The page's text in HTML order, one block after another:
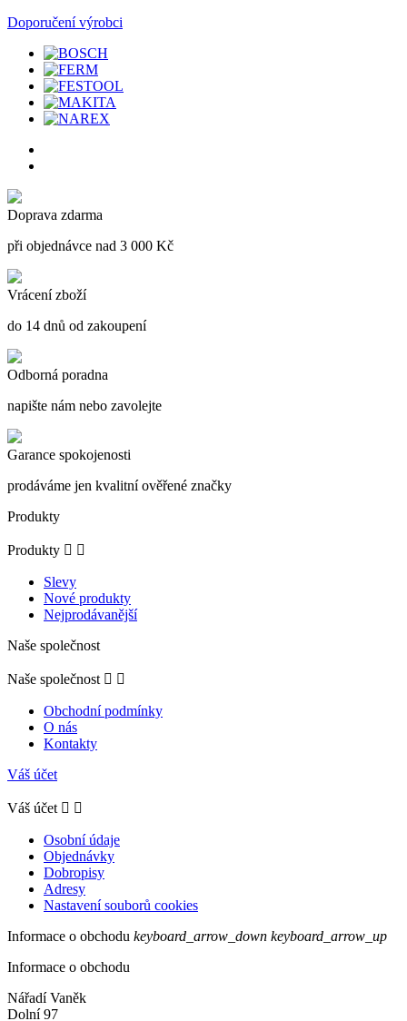
Doporučení výrobci
Doprava zdarma
při objednávce nad 3 000 Kč
Vrácení zboží
do 14 dnů od zakoupení
Odborná poradna
napište nám nebo zavolejte
Garance spokojenosti
prodáváme jen kvalitní ověřené značky
Produkty
Produkty  
Slevy
Nové produkty
Nejprodávanější
Naše společnost
Naše společnost  
Obchodní podmínky
O nás
Kontakty
Váš účet
Váš účet  
Osobní údaje
Objednávky
Dobropisy
Adresy
Nastavení souborů cookies
Informace o obchodu keyboard_arrow_down keyboard_arrow_up
Informace o obchodu
Nářadí Vaněk
Dolní 97